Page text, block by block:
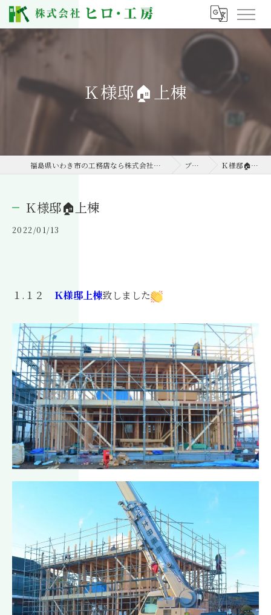
Ｋ様邸🏠上棟
福島県いわき市の工務店なら株式会社ヒロ・工房 ブログ Ｋ様邸🏠上棟
Ｋ様邸🏠上棟
2022/01/13
１.１２ Ｋ様邸上棟致しました